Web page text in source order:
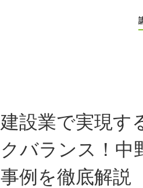
建設業で実現す
クバランス！中
事例を徹底解説